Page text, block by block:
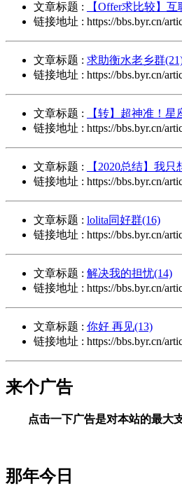
文章标题 :
【Offer求比较】
链接地址 : https://bbs.byr.cn/
文章标题 : 求助衡水老乡群
链接地址 : https://bbs.byr.cn/
文章标题 :
【转】超神准！
链接地址 : https://bbs.byr.cn/
文章标题 :
【2020总结】我
链接地址 : https://bbs.byr.cn/
文章标题 : lolita同好群(16)
链接地址 : https://bbs.byr.cn/
文章标题 : 解决我的担忧(14)
链接地址 : https://bbs.byr.cn/
文章标题 : 你好 再见(13)
链接地址 : https://bbs.byr.cn/
来个广告
点击一下广告是对本站的最大
那年今日